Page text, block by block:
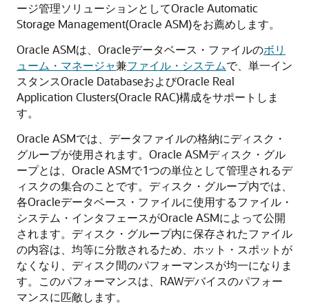
ージ管理ソリューションとしてOracle Automatic
Storage Management(Oracle ASM)をお薦めします。
Oracle ASMは、Oracleデータベース・ファイルのボリ
ューム・マネージャ兼ファイル・システムで、単一イン
スタンスOracle DatabaseおよびOracle Real
Application Clusters(Oracle RAC)構成をサポートしま
す。
Oracle ASMでは、データファイルの格納にディスク・
グループが使用されます。Oracle ASMディスク・グル
ープとは、Oracle ASMで1つの単位として管理されるデ
ィスクの集合のことです。ディスク・グループ内では、
各Oracleデータベース・ファイルに使用するファイル・
システム・インタフェースがOracle ASMによって公開
されます。ディスク・グループ内に保存されたファイル
の内容は、均等に分散されるため、ホット・スポットが
なくなり、ディスク間のパフォーマンスが均一になりま
す。このパフォーマンスは、RAWデバイスのパフォー
マンスに匹敵します。